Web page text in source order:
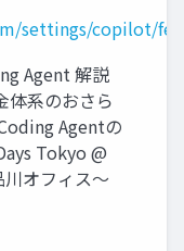
settings/copilot/
Agent 解説
系のおさら
Agentの
Tokyo @
オフィス〜